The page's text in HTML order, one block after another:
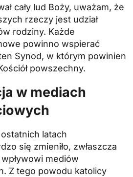
cały lud Boży, uważam, że
rzeczy jest udział
rodziny. Każde
powinno wspierać
Synod, w którym powinien
powszechny.
w mediach
latach
się zmieniło, zwłaszcza
mediów
Z tego powodu katolicy